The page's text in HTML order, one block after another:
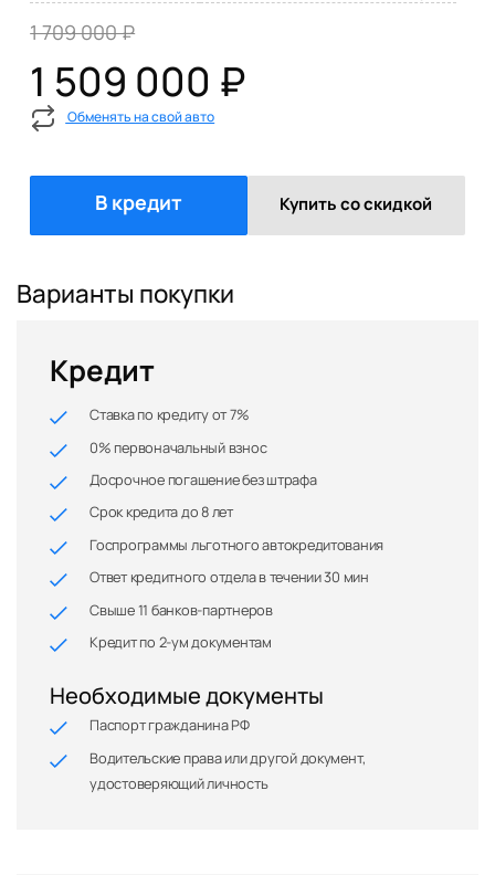
1 709 000 ₽
1 509 000 ₽
Обменять на свой авто
В кредит Купить со скидкой
Варианты покупки
Кредит
Ставка по кредиту от 7%
0% первоначальный взнос
Досрочное погашение без штрафа
Срок кредита до 8 лет
Госпрограммы льготного автокредитования
Ответ кредитного отдела в течении 30 мин
Свыше 11 банков-партнеров
Кредит по 2-ум документам
Необходимые документы
Паспорт гражданина РФ
Водительские права или другой документ,
удостоверяющий личность